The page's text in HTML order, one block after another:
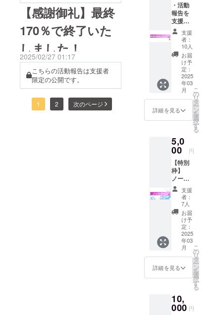
【感謝御礼】最終
170％で終了いた
しました！
2025/02/27 01:17
こちらの活動報告は支援者
限定の公開です。
1 2 次のページ
・活動
報告を
支援者
限定で
公開 ・
動画の
最後に
クレ
ジット
A(※公序
良俗に
反する
名前は
不可) ※
掲載を
希望さ
名前を
備考欄
にご入
力くだ
さい
支援
者：
10人
お届
け予
定：
2025
年03
月
詳細を見る
こ
の
リ
タ
ー
ン
を
選
択
す
る
5,0
00 円
【特別
枠】
ノーリ
ターンA
・活動
報告を
支援者
限定で
公開 他
にリ
ターン
の無い
プラン
になり
ます ※
本当に
いんで
すか？
支援
者：
7人
お届
け予
定：
2025
年03
月
詳細を見る
こ
の
リ
タ
ー
ン
を
選
択
す
る
10,
000 円